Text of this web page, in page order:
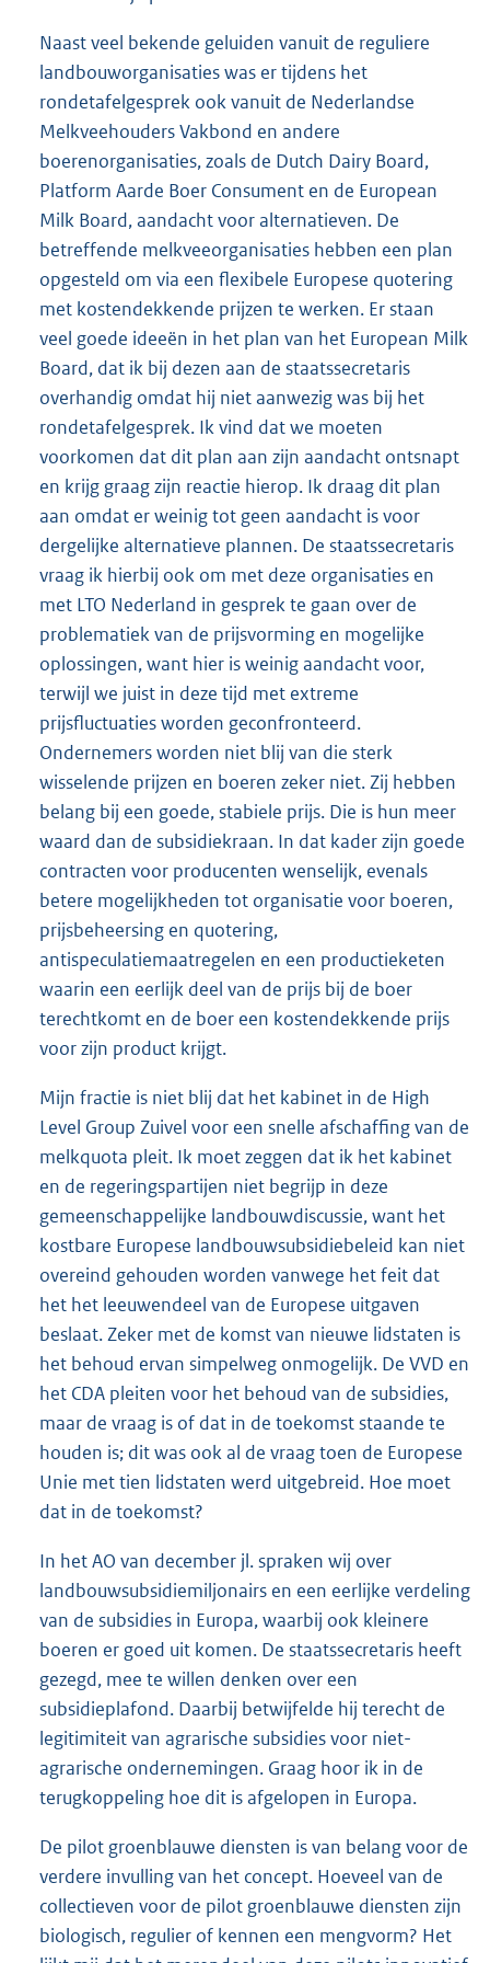
Naast veel bekende geluiden vanuit de reguliere
landbouworganisaties was er tijdens het
rondetafelgesprek ook vanuit de Nederlandse
Melkveehouders Vakbond en andere
boerenorganisaties, zoals de Dutch Dairy Board,
Platform Aarde Boer Consument en de European
Milk Board, aandacht voor alternatieven. De
betreffende melkveeorganisaties hebben een plan
opgesteld om via een flexibele Europese quotering
met kostendekkende prijzen te werken. Er staan
veel goede ideeën in het plan van het European Milk
Board, dat ik bij dezen aan de staatssecretaris
overhandig omdat hij niet aanwezig was bij het
rondetafelgesprek. Ik vind dat we moeten
voorkomen dat dit plan aan zijn aandacht ontsnapt
en krijg graag zijn reactie hierop. Ik draag dit plan
aan omdat er weinig tot geen aandacht is voor
dergelijke alternatieve plannen. De staatssecretaris
vraag ik hierbij ook om met deze organisaties en
met LTO Nederland in gesprek te gaan over de
problematiek van de prijsvorming en mogelijke
oplossingen, want hier is weinig aandacht voor,
terwijl we juist in deze tijd met extreme
prijsfluctuaties worden geconfronteerd.
Ondernemers worden niet blij van die sterk
wisselende prijzen en boeren zeker niet. Zij hebben
belang bij een goede, stabiele prijs. Die is hun meer
waard dan de subsidiekraan. In dat kader zijn goede
contracten voor producenten wenselijk, evenals
betere mogelijkheden tot organisatie voor boeren,
prijsbeheersing en quotering,
antispeculatiemaatregelen en een productieketen
waarin een eerlijk deel van de prijs bij de boer
terechtkomt en de boer een kostendekkende prijs
voor zijn product krijgt.
Mijn fractie is niet blij dat het kabinet in de High
Level Group Zuivel voor een snelle afschaffing van de
melkquota pleit. Ik moet zeggen dat ik het kabinet
en de regeringspartijen niet begrijp in deze
gemeenschappelijke landbouwdiscussie, want het
kostbare Europese landbouwsubsidiebeleid kan niet
overeind gehouden worden vanwege het feit dat
het het leeuwendeel van de Europese uitgaven
beslaat. Zeker met de komst van nieuwe lidstaten is
het behoud ervan simpelweg onmogelijk. De VVD en
het CDA pleiten voor het behoud van de subsidies,
maar de vraag is of dat in de toekomst staande te
houden is; dit was ook al de vraag toen de Europese
Unie met tien lidstaten werd uitgebreid. Hoe moet
dat in de toekomst?
In het AO van december jl. spraken wij over
landbouwsubsidiemiljonairs en een eerlijke verdeling
van de subsidies in Europa, waarbij ook kleinere
boeren er goed uit komen. De staatssecretaris heeft
gezegd, mee te willen denken over een
subsidieplafond. Daarbij betwijfelde hij terecht de
legitimiteit van agrarische subsidies voor niet-
agrarische ondernemingen. Graag hoor ik in de
terugkoppeling hoe dit is afgelopen in Europa.
De pilot groenblauwe diensten is van belang voor de
verdere invulling van het concept. Hoeveel van de
collectieven voor de pilot groenblauwe diensten zijn
biologisch, regulier of kennen een mengvorm? Het